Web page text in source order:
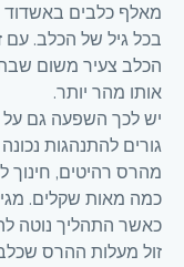
מאלף כלבים באשדוד
בכל גיל של הכלב. עם
הכלב צעיר משום
אותו מהר יותר.
יש לכך השפעה גם על
גורים להתנהגות
מהרס רהיטים, חינוך
כמה מאות שקלים.
כאשר התהליך נוטה
זול מעלות ההרס שכלב